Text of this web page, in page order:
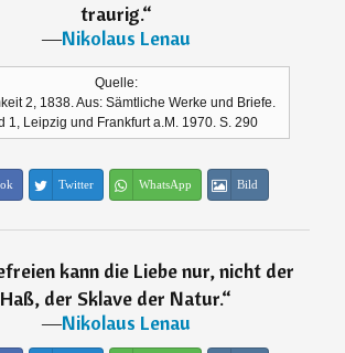
traurig.“
―Nikolaus Lenau
Quelle:
2, 1838. Aus: Sämtliche Werke und Briefe.
1, Leipzig und Frankfurt a.M. 1970. S. 290
Twitter WhatsApp Bild
kann die Liebe nur, nicht der
Haß, der Sklave der Natur.“
―Nikolaus Lenau